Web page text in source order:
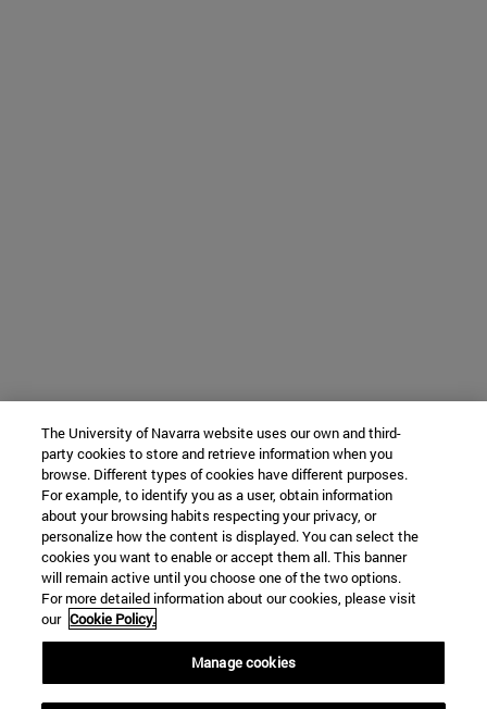
The University of Navarra website uses our own and third-
party cookies to store and retrieve information when you
browse. Different types of cookies have different purposes.
For example, to identify you as a user, obtain information
about your browsing habits respecting your privacy, or
personalize how the content is displayed. You can select the
cookies you want to enable or accept them all. This banner
will remain active until you choose one of the two options.
For more detailed information about our cookies, please visit
our Cookie Policy.
Manage cookies